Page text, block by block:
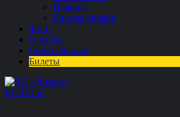
Правила
Билеты онлайн
Фото
О клубе
Сезон 2025/26
Билеты
БИЛЕТЫ